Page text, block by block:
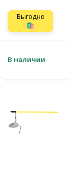
Выгодно
🛍️
В наличии